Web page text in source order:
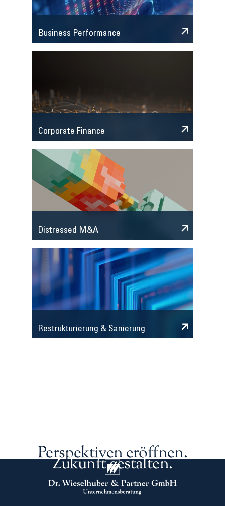
Business Performance
Corporate Finance
Distressed M&A
Restrukturierung & Sanierung
Perspektiven eröffnen.
Zukunft gestalten.